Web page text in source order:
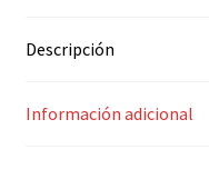
Descripción
Información adicional